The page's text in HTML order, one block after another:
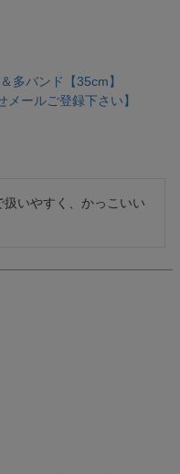
多バンド【35cm】
メールご登録下さい】
いやすく、かっこいい